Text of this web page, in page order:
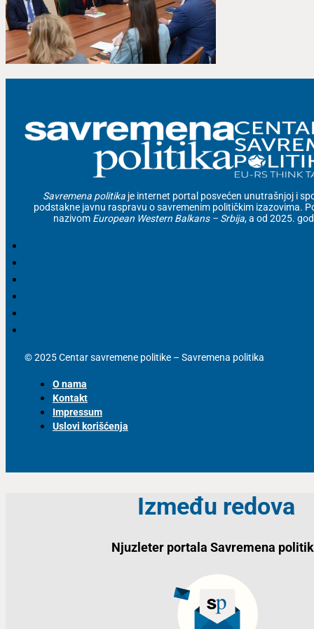
Savremena politika je internet portal posvećen unutrašnjoj i
podstakne javnu raspravu o savremenim političkim izazovima.
nazivom European Western Balkans – Srbija, a od 2025.
© 2025 Centar savremene politike – Savremena politika
O nama
Kontakt
Impressum
Uslovi korišćenja
Između redova
Njuzleter portala Savremena